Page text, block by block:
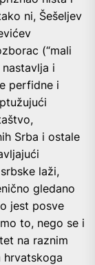
ni, Šešeljev
(“mali
i
perfidne i
Srba i ostale
laži,
gledano
jest posve
to, nego se i
na raznim
hrvatskoga